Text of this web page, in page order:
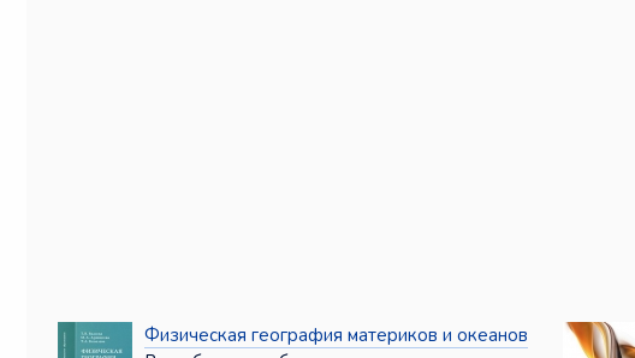
Физическая география материков и океанов